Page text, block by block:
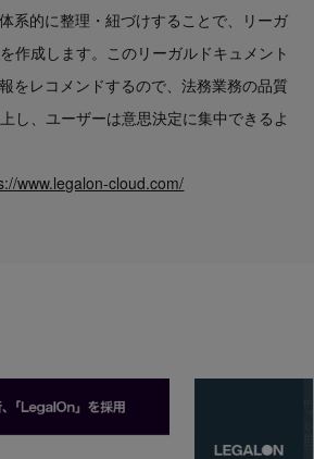
系的に整理・紐づけすることで、リーガ
作成します。このリーガルドキュメント
をレコメンドするので、法務業務の品質
し、ユーザーは意思決定に集中できるよ
www.legalon-cloud.com/